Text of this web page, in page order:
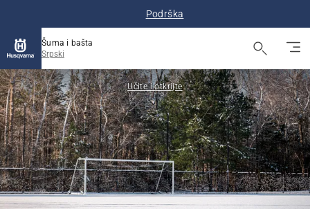
Podrška
Šuma i bašta
Srpski
Učite i otkrijte